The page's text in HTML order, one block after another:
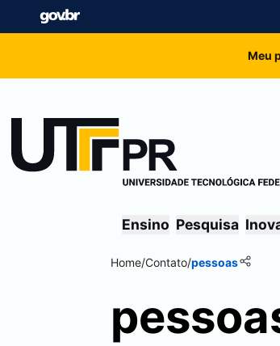
Meu
Ensino Pesquisa
Home/Contato/pessoas